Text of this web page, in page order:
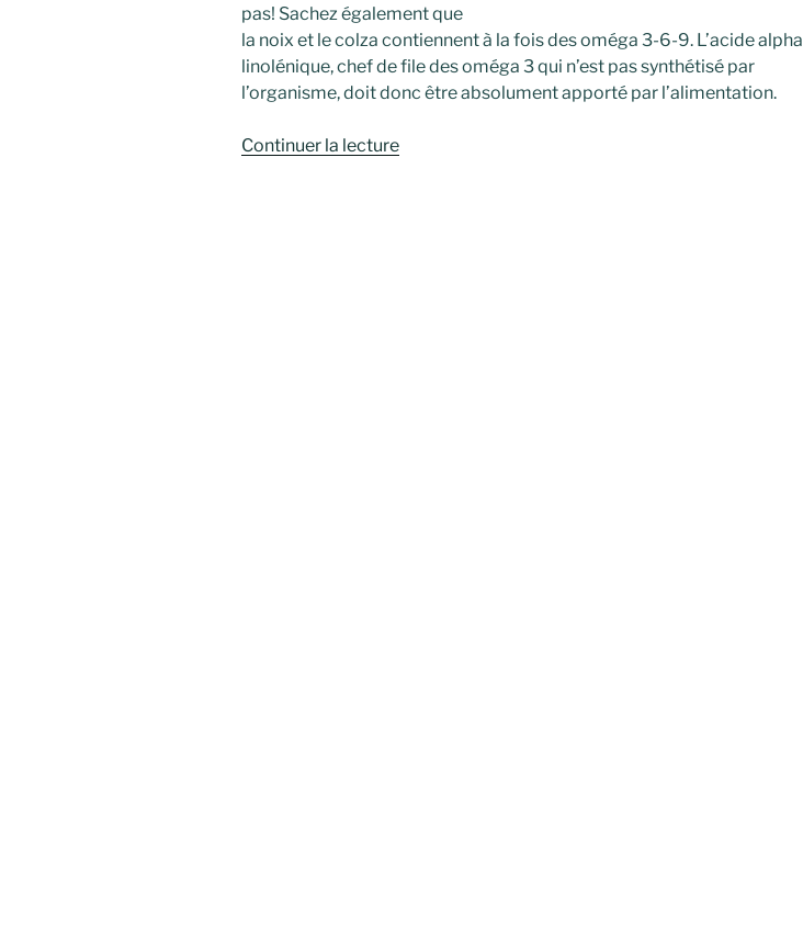
pas! Sachez également que
la noix et le colza contiennent à la fois des oméga 3-6-9. L’acide alpha
linolénique, chef de file des oméga 3 qui n’est pas synthétisé par
l’organisme, doit donc être absolument apporté par l’alimentation.
Continuer la lecturede